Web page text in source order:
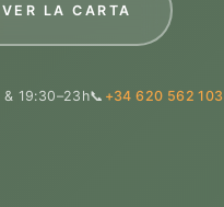
VER LA CARTA
& 19:30–23h📞 +34 620 562 103